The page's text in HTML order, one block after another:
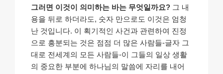
그러면 이것이 의미하는 바는 무엇일까요? 그 내
용을 뒤로 하더라도, 숫자 만으로도 이것은 엄청
난 것입니다. 이 획기적인 사건과 관련하여 진정
으로 흥분되는 것은 점점 더 많은 사람들-글자 그
대로 전세계의 모든 사람들-이 그들의 일상 생활
의 중요한 부분에 하나님의 말씀에 자리를 내어